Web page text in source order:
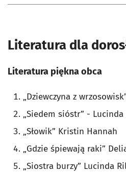
Literatura dla
Literatura piękna obca
„Dziewczyna z
„Siedem sióstr” - Lucinda
„Słowik” Kristin Hannah
„Gdzie śpiewają raki”
„Siostra burzy” Lucinda